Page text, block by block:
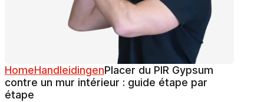
HomeHandleidingenPlacer du PIR Gypsum
contre un mur intérieur : guide étape par
étape